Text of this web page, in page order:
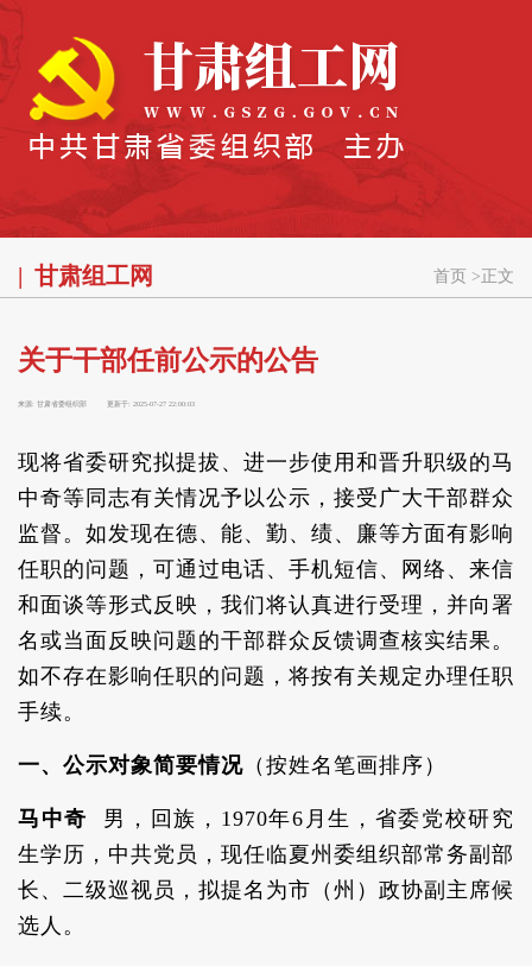
甘肃组工网 首页 > 正文
关于干部任前公示的公告
来源: 甘肃省委组织部 更新于: 2025-07-27 22:00:03
现将省委研究拟提拔、进一步使用和晋升职级的马
中奇等同志有关情况予以公示，接受广大干部群众
监督。如发现在德、能、勤、绩、廉等方面有影响
任职的问题，可通过电话、手机短信、网络、来信
和面谈等形式反映，我们将认真进行受理，并向署
名或当面反映问题的干部群众反馈调查核实结果。
如不存在影响任职的问题，将按有关规定办理任职
手续。
一、公示对象简要情况 （按姓名笔画排序）
马中奇 男，回族，1970年6月生，省委党校研究
生学历，中共党员，现任临夏州委组织部常务副部
长、二级巡视员，拟提名为市（州）政协副主席候
选人。